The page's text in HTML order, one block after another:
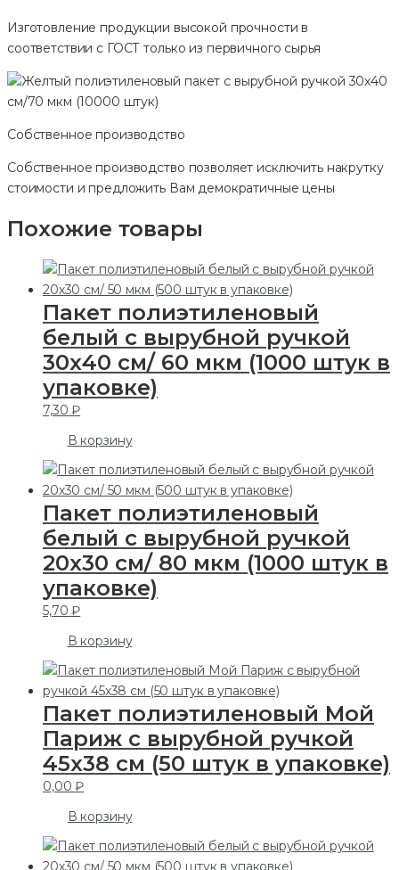
Изготовление продукции высокой прочности в
соответствии с ГОСТ только из первичного сырья
Собственное производство
Собственное производство позволяет исключить накрутку
стоимости и предложить Вам демократичные цены
Похожие товары
Пакет полиэтиленовый
белый с вырубной ручкой
30х40 см/ 60 мкм (1000 штук в
упаковке)
7,30₽
В корзину
Пакет полиэтиленовый
белый с вырубной ручкой
20х30 см/ 80 мкм (1000 штук в
упаковке)
5,70₽
В корзину
Пакет полиэтиленовый Мой
Париж с вырубной ручкой
45х38 см (50 штук в упаковке)
0,00₽
В корзину